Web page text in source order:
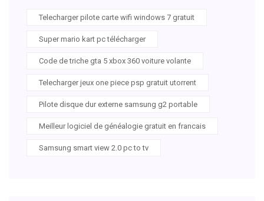
Telecharger pilote carte wifi windows 7 gratuit
Super mario kart pc télécharger
Code de triche gta 5 xbox 360 voiture volante
Telecharger jeux one piece psp gratuit utorrent
Pilote disque dur externe samsung g2 portable
Meilleur logiciel de généalogie gratuit en francais
Samsung smart view 2.0 pc to tv